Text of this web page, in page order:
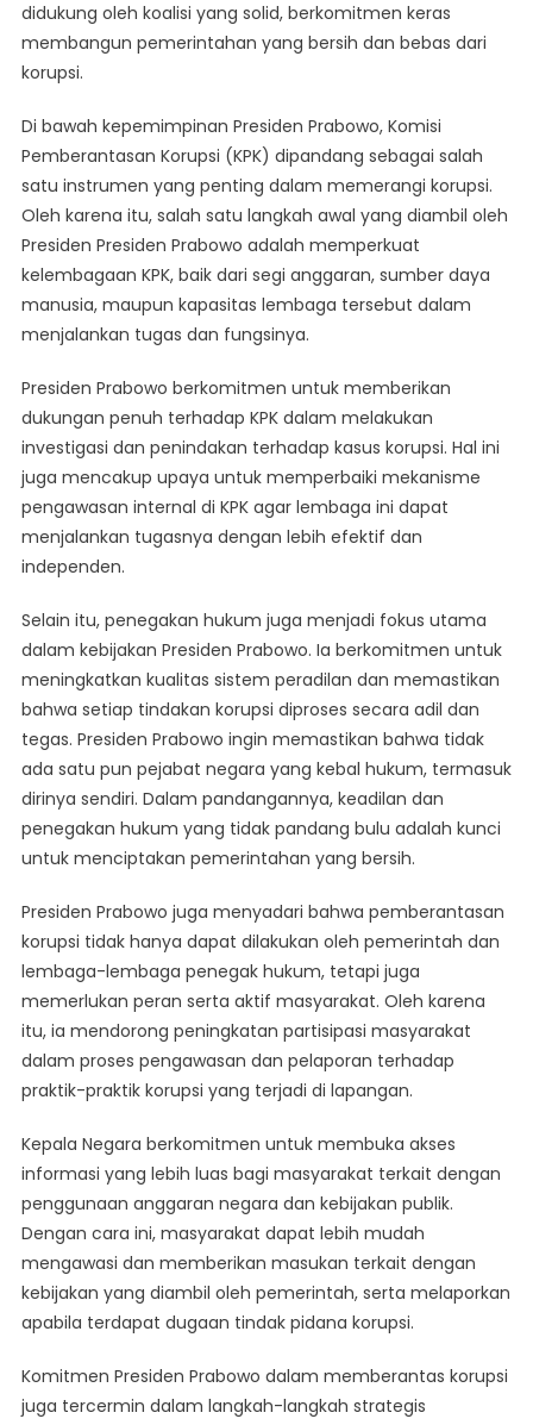
didukung oleh koalisi yang solid, berkomitmen keras
membangun pemerintahan yang bersih dan bebas dari
korupsi.
Di bawah kepemimpinan Presiden Prabowo, Komisi
Pemberantasan Korupsi (KPK) dipandang sebagai salah
satu instrumen yang penting dalam memerangi korupsi.
Oleh karena itu, salah satu langkah awal yang diambil oleh
Presiden Presiden Prabowo adalah memperkuat
kelembagaan KPK, baik dari segi anggaran, sumber daya
manusia, maupun kapasitas lembaga tersebut dalam
menjalankan tugas dan fungsinya.
Presiden Prabowo berkomitmen untuk memberikan
dukungan penuh terhadap KPK dalam melakukan
investigasi dan penindakan terhadap kasus korupsi. Hal ini
juga mencakup upaya untuk memperbaiki mekanisme
pengawasan internal di KPK agar lembaga ini dapat
menjalankan tugasnya dengan lebih efektif dan
independen.
Selain itu, penegakan hukum juga menjadi fokus utama
dalam kebijakan Presiden Prabowo. Ia berkomitmen untuk
meningkatkan kualitas sistem peradilan dan memastikan
bahwa setiap tindakan korupsi diproses secara adil dan
tegas. Presiden Prabowo ingin memastikan bahwa tidak
ada satu pun pejabat negara yang kebal hukum, termasuk
dirinya sendiri. Dalam pandangannya, keadilan dan
penegakan hukum yang tidak pandang bulu adalah kunci
untuk menciptakan pemerintahan yang bersih.
Presiden Prabowo juga menyadari bahwa pemberantasan
korupsi tidak hanya dapat dilakukan oleh pemerintah dan
lembaga-lembaga penegak hukum, tetapi juga
memerlukan peran serta aktif masyarakat. Oleh karena
itu, ia mendorong peningkatan partisipasi masyarakat
dalam proses pengawasan dan pelaporan terhadap
praktik-praktik korupsi yang terjadi di lapangan.
Kepala Negara berkomitmen untuk membuka akses
informasi yang lebih luas bagi masyarakat terkait dengan
penggunaan anggaran negara dan kebijakan publik.
Dengan cara ini, masyarakat dapat lebih mudah
mengawasi dan memberikan masukan terkait dengan
kebijakan yang diambil oleh pemerintah, serta melaporkan
apabila terdapat dugaan tindak pidana korupsi.
Komitmen Presiden Prabowo dalam memberantas korupsi
juga tercermin dalam langkah-langkah strategis